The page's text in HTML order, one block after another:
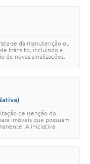
se da manutenção ou
trânsito, incluindo a
de novas sinalizações.
de isenção do
imóveis que possuam
A iniciativa